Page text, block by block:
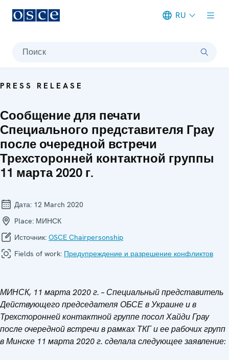
RU
Поиск
PRESS RELEASE
Сообщение для печати
Специального представителя Грау
после очередной встречи
Трехсторонней контактной группы
11 марта 2020 г.
Дата: 12 March 2020
Place: МИНСК
Источник: OSCE Chairpersonship
Fields of work: Предупреждение и разрешение конфликтов
МИНСК, 11 марта 2020 г. – Специальный представитель
Действующего председателя ОБСЕ в Украине и в
Трехсторонней контактной группе посол Хайди Грау
после очередной встречи в рамках ТКГ и ее рабочих групп
в Минске 11 марта 2020 г. сделала следующее заявление: